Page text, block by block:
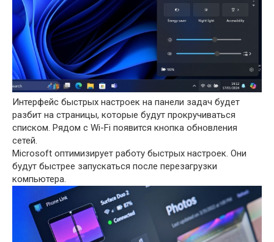
Интерфейс быстрых настроек на панели задач будет
разбит на страницы, которые будут прокручиваться
списком. Рядом с Wi-Fi появится кнопка обновления
сетей.
Microsoft оптимизирует работу быстрых настроек. Они
будут быстрее запускаться после перезагрузки
компьютера.